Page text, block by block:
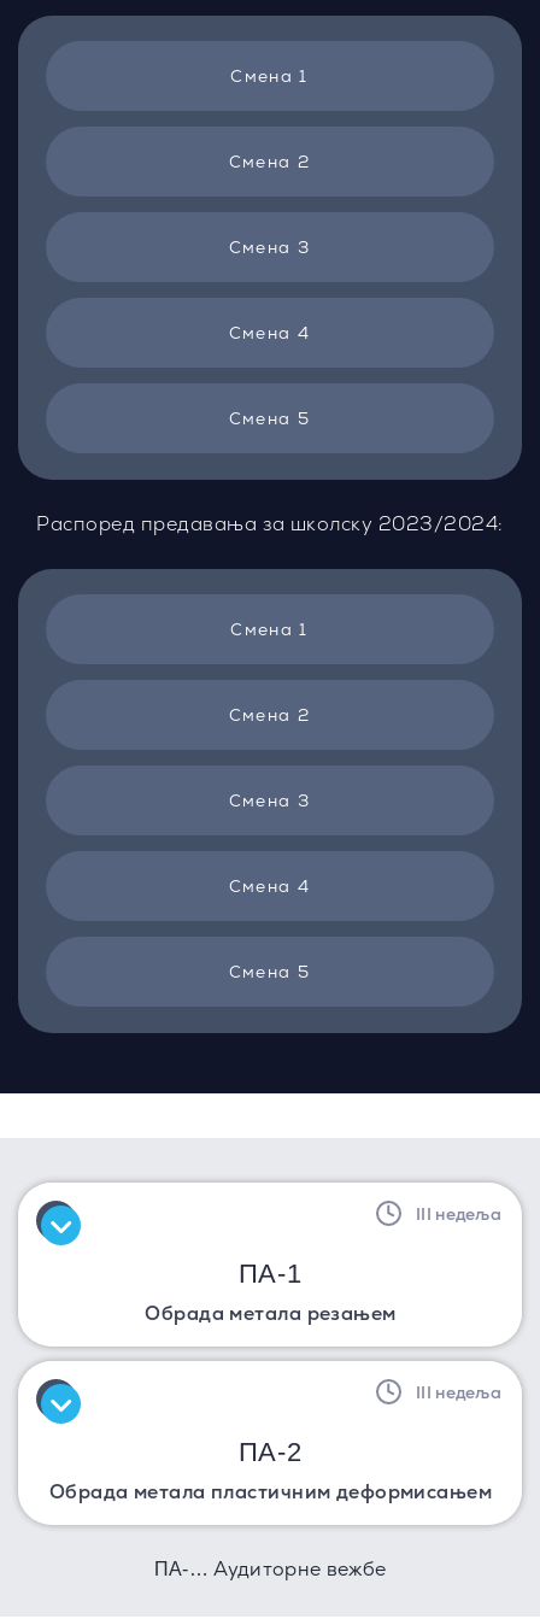
Смена 1
Смена 2
Смена 3
Смена 4
Смена 5
Распоред предавања за школску 2023/2024:
Смена 1
Смена 2
Смена 3
Смена 4
Смена 5
ПА-1
Обрада метала резањем
III недеља
ПА-2
Обрада метала пластичним деформисањем
III недеља
ПА-… Аудиторне вежбе